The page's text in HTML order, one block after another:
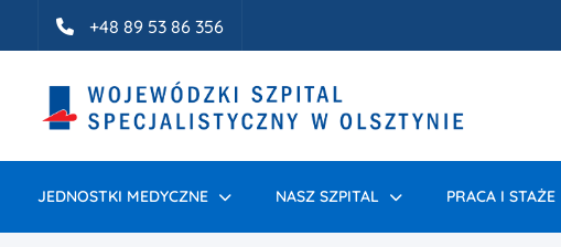
Idź do treści+48 89 53 86 356
JEDNOSTKI MEDYCZNE NASZ SZPITAL PRACA I STAŻE